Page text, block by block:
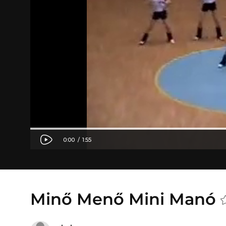
Minő Menő Mini Manó